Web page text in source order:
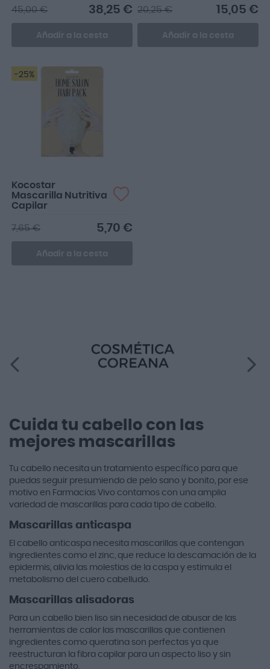
38,25 €
45,00 €
Añadir a la cesta
15,05 €
20,25 €
Añadir a la cesta
-25%
rutina ideal para el pelo
Kocostar
Mascarilla Nutritiva
Capilar
5,70 €
7,65 €
Añadir a la cesta
Cuida tu cabello con las
mejores mascarillas
Tu cabello necesita un tratamiento específico para que
puedas seguir presumiendo de pelo sano y bonito, por ese
motivo en Farmacias Vivo contamos con una amplia
variedad de mascarillas para cada tipo de cabello.
Mascarillas anticaspa
El cabello anticaspa necesita mascarillas que contengan
ingredientes como el zinc, que reduce la descamación de la
epidermis, alivia las molestias de la caspa y estimula el
metabolismo del cuero cabelludo.
Mascarillas alisadoras
Para un cabello bien liso sin necesidad de abusar de las
herramientas de calor las mascarillas que contienen
ingredientes como queratina son perfectas ya que
reestructuran la fibra capilar para un aspecto liso y sin
encrespamiento.